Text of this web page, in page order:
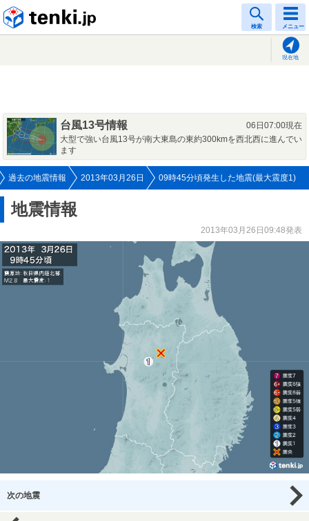
検索 メニュー
現在地
台風13号情報
06日07:00現在
大型で強い台風13号が南大東島の東約300kmを西北西に進んでい
ます
過去の地震情報 2013年03月26日 09時45分頃発生した地震(最大震度1)
地震情報
2013年03月26日09:48発表
次の地震